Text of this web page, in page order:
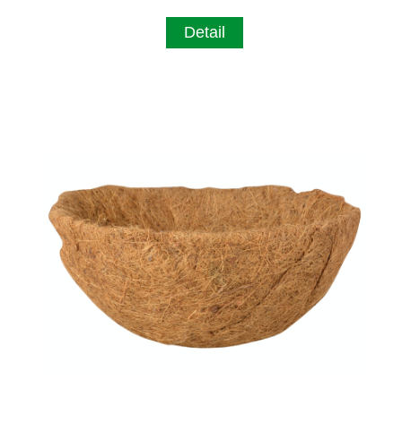
Detail